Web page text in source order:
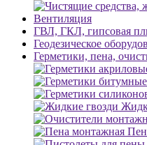
Вентиляция
ГВЛ, ГКЛ, гипсовая
Геодезическое
Герметики, пена,